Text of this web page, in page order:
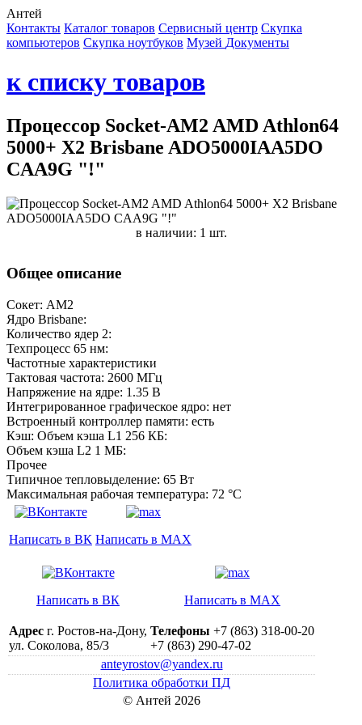
Антей
Контакты Каталог товаров Сервисный центр Cкупка
компьютеров Cкупка ноутбуков Музей Документы
к списку товаров
Процессор Socket-AM2 AMD Athlon64
5000+ X2 Brisbane ADO5000IAA5DO
CAA9G "!"
в наличии: 1 шт.
Общее описание
Сокет: AM2
Ядро Brisbane:
Количество ядер 2:
Техпроцесс 65 нм:
Частотные характеристики
Тактовая частота: 2600 МГц
Напряжение на ядре: 1.35 B
Интегрированное графическое ядро: нет
Встроенный контроллер памяти: есть
Кэш: Объем кэша L1 256 КБ:
Объем кэша L2 1 МБ:
Прочее
Типичное тепловыделение: 65 Вт
Максимальная рабочая температура: 72 °C
Написать в ВК Написать в MAX
Написать в ВК Написать в MAX
Адрес г. Ростов-на-Дону,
ул. Соколова, 85/3
Телефоны +7 (863) 318-00-20
+7 (863) 290-47-02
anteyrostov@yandex.ru
Политика обработки ПД
© Антей 2026